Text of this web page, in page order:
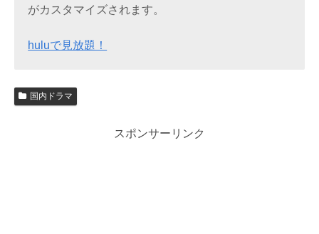
がカスタマイズされます。
huluで見放題！
国内ドラマ
スポンサーリンク